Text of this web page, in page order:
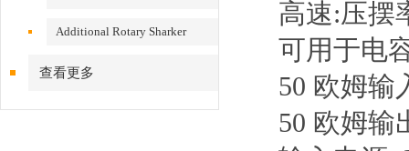
Additional Rotary Sharker
查看更多
高速:压摆
可用于电
50 欧姆输
50 欧姆输